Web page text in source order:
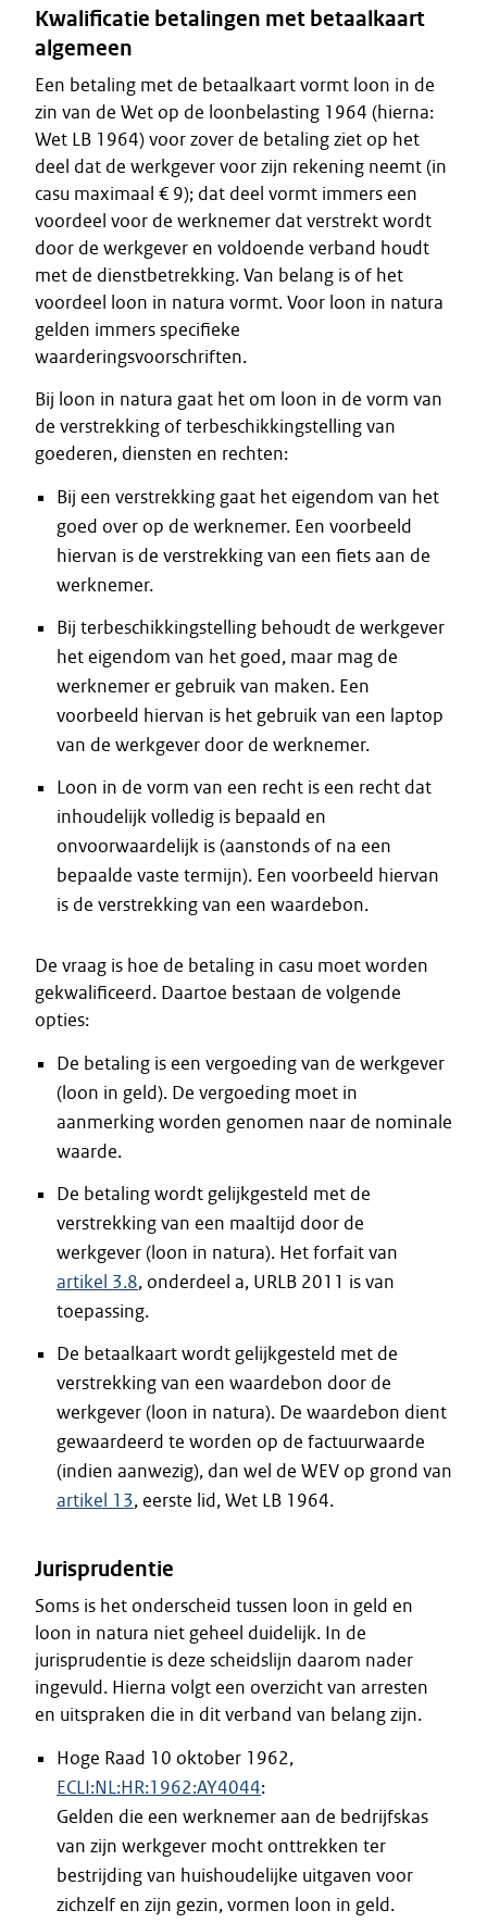
Kwalificatie betalingen met betaalkaart
algemeen
Een betaling met de betaalkaart vormt loon in de
zin van de Wet op de loonbelasting 1964 (hierna:
Wet LB 1964) voor zover de betaling ziet op het
deel dat de werkgever voor zijn rekening neemt (in
casu maximaal € 9); dat deel vormt immers een
voordeel voor de werknemer dat verstrekt wordt
door de werkgever en voldoende verband houdt
met de dienstbetrekking. Van belang is of het
voordeel loon in natura vormt. Voor loon in natura
gelden immers specifieke
waarderingsvoorschriften.
Bij loon in natura gaat het om loon in de vorm van
de verstrekking of terbeschikkingstelling van
goederen, diensten en rechten:
Bij een verstrekking gaat het eigendom van het
goed over op de werknemer. Een voorbeeld
hiervan is de verstrekking van een fiets aan de
werknemer.
Bij terbeschikkingstelling behoudt de werkgever
het eigendom van het goed, maar mag de
werknemer er gebruik van maken. Een
voorbeeld hiervan is het gebruik van een laptop
van de werkgever door de werknemer.
Loon in de vorm van een recht is een recht dat
inhoudelijk volledig is bepaald en
onvoorwaardelijk is (aanstonds of na een
bepaalde vaste termijn). Een voorbeeld hiervan
is de verstrekking van een waardebon.
De vraag is hoe de betaling in casu moet worden
gekwalificeerd. Daartoe bestaan de volgende
opties:
De betaling is een vergoeding van de werkgever
(loon in geld). De vergoeding moet in
aanmerking worden genomen naar de nominale
waarde.
De betaling wordt gelijkgesteld met de
verstrekking van een maaltijd door de
werkgever (loon in natura). Het forfait van
artikel 3.8, onderdeel a, URLB 2011 is van
toepassing.
De betaalkaart wordt gelijkgesteld met de
verstrekking van een waardebon door de
werkgever (loon in natura). De waardebon dient
gewaardeerd te worden op de factuurwaarde
(indien aanwezig), dan wel de WEV op grond van
artikel 13, eerste lid, Wet LB 1964.
Jurisprudentie
Soms is het onderscheid tussen loon in geld en
loon in natura niet geheel duidelijk. In de
jurisprudentie is deze scheidslijn daarom nader
ingevuld. Hierna volgt een overzicht van arresten
en uitspraken die in dit verband van belang zijn.
Hoge Raad 10 oktober 1962,
ECLI:NL:HR:1962:AY4044:
Gelden die een werknemer aan de bedrijfskas
van zijn werkgever mocht onttrekken ter
bestrijding van huishoudelijke uitgaven voor
zichzelf en zijn gezin, vormen loon in geld.